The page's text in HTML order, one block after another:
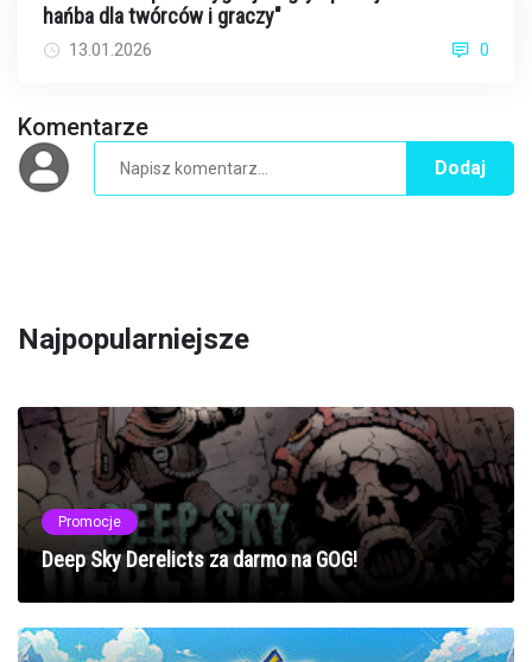
hańba dla twórców i graczy"
13.01.2026 0
Komentarze
Dodaj
Najpopularniejsze
Promocje
Deep Sky Derelicts za darmo na GOG!